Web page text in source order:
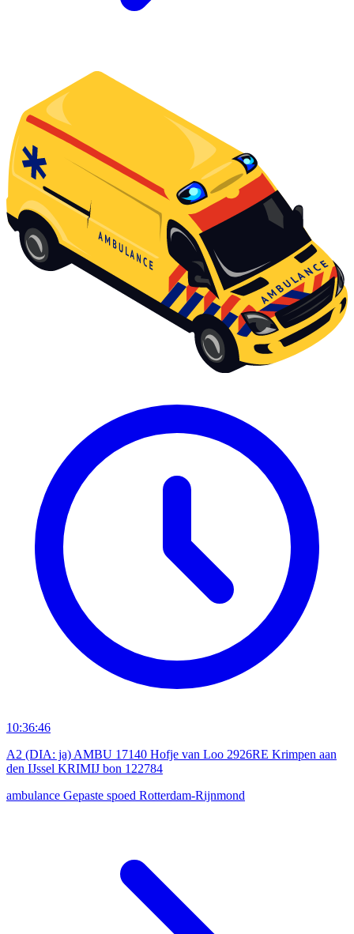
10:36:46
A2 (DIA: ja) AMBU 17140 Hofje van Loo 2926RE Krimpen aan
den IJssel KRIMIJ bon 122784
ambulance Gepaste spoed Rotterdam-Rijnmond